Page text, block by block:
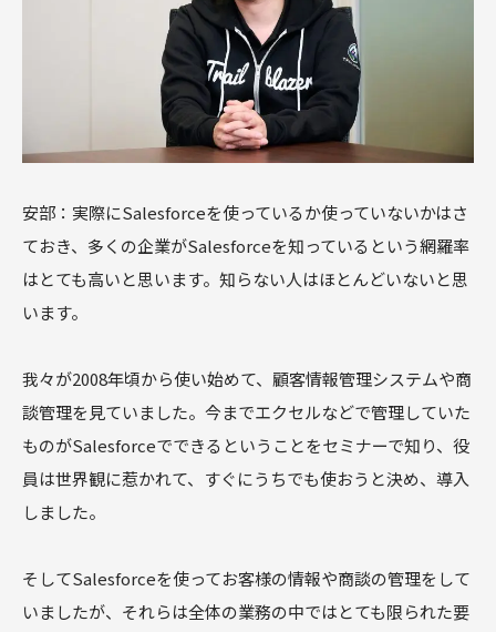
安部：実際にSalesforceを使っているか使っていないかはさ
ておき、多くの企業がSalesforceを知っているという網羅率
はとても高いと思います。知らない人はほとんどいないと思
います。
我々が2008年頃から使い始めて、顧客情報管理システムや商
談管理を見ていました。今までエクセルなどで管理していた
ものがSalesforceでできるということをセミナーで知り、役
員は世界観に惹かれて、すぐにうちでも使おうと決め、導入
しました。
そしてSalesforceを使ってお客様の情報や商談の管理をして
いましたが、それらは全体の業務の中ではとても限られた要